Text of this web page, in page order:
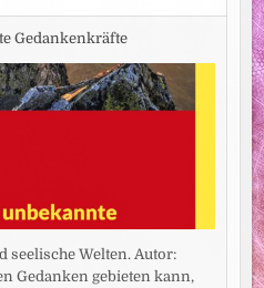
Gedankenkräfte
seelische Welten. Autor:
Gedanken gebieten kann,